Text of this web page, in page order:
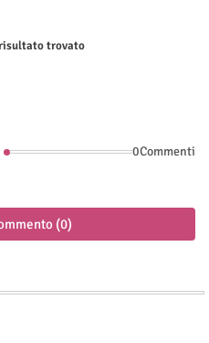
trovato
0Commenti
(0)